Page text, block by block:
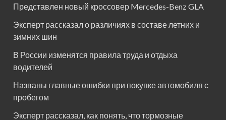
Представлен новый кроссовер Mercedes-Benz GLA
Эксперт рассказал о различиях в составе летних и
зимних шин
В России изменятся правила труда и отдыха
водителей
Названы главные ошибки при покупке автомобиля с
пробегом
Эксперт рассказал, как понять, что тормозные